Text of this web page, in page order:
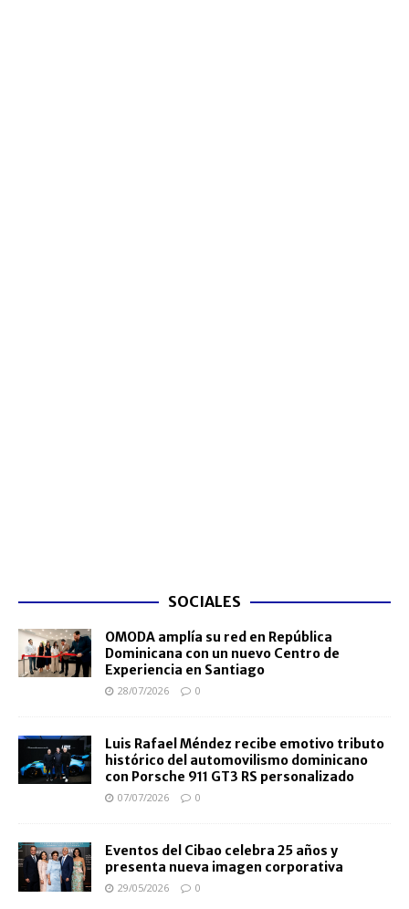
SOCIALES
OMODA amplía su red en República
Dominicana con un nuevo Centro de
Experiencia en Santiago
28/07/2026 0
Luis Rafael Méndez recibe emotivo tributo
histórico del automovilismo dominicano
con Porsche 911 GT3 RS personalizado
07/07/2026 0
Eventos del Cibao celebra 25 años y
presenta nueva imagen corporativa
29/05/2026 0